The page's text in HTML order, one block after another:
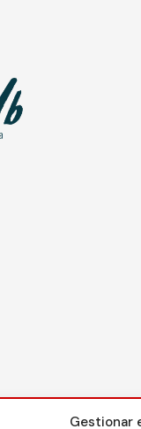
Gestionar